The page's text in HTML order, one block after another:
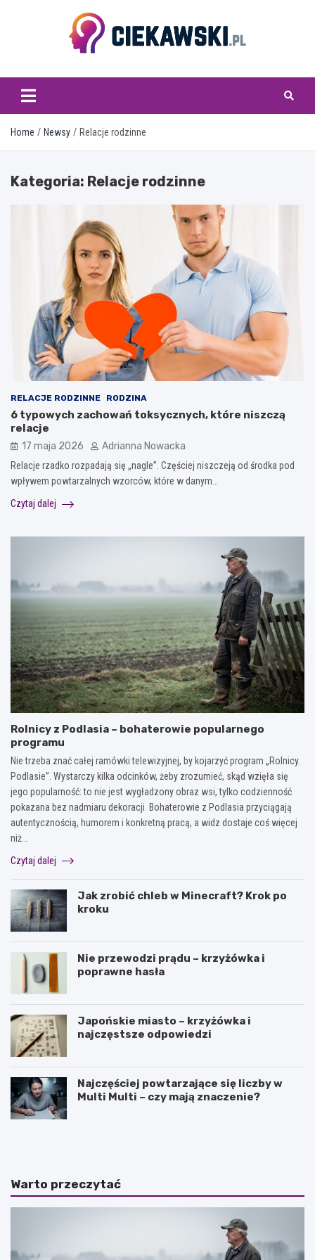
ciekawski.pl
Home Newsy Relacje rodzinne
Kategoria: Relacje rodzinne
RELACJE RODZINNE RODZINA
6 typowych zachowań toksycznych, które niszczą
relacje
17 maja 2026 Adrianna Nowacka
Relacje rzadko rozpadają się „nagle”. Częściej niszczeją od środka pod
wpływem powtarzalnych wzorców, które w danym…
Czytaj dalej
Rolnicy z Podlasia – bohaterowie popularnego
programu
Nie trzeba znać całej ramówki telewizyjnej, by kojarzyć program „Rolnicy.
Podlasie”. Wystarczy kilka odcinków, żeby zrozumieć, skąd wzięła się
jego popularność: to nie jest wygładzony obraz wsi, tylko codzienność
pokazana bez nadmiaru dekoracji. Bohaterowie z Podlasia przyciągają
autentycznością, humorem i konkretną pracą, a widz dostaje coś więcej
niż…
Czytaj dalej
Jak zrobić chleb w Minecraft? Krok po
kroku
Nie przewodzi prądu – krzyżówka i
poprawne hasła
Japońskie miasto – krzyżówka i
najczęstsze odpowiedzi
Najczęściej powtarzające się liczby w
Multi Multi – czy mają znaczenie?
J
s
ą
n
w
O
k
z
o
g
Warto przeczytać